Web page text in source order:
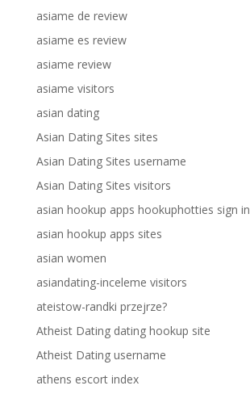
asiame de review
asiame es review
asiame review
asiame visitors
asian dating
Asian Dating Sites sites
Asian Dating Sites username
Asian Dating Sites visitors
asian hookup apps hookuphotties sign in
asian hookup apps sites
asian women
asiandating-inceleme visitors
ateistow-randki przejrze?
Atheist Dating dating hookup site
Atheist Dating username
athens escort index